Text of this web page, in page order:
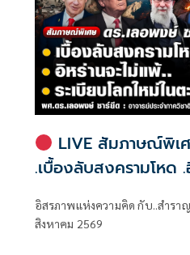
LIVE สัมภาษณ์พิเ
.เบื้องลับสงครามโหด .
อิสรภาพแห่งความคิด
อิสรภาพแห่งความคิด กับ..สำรา
สิงหาคม 2569